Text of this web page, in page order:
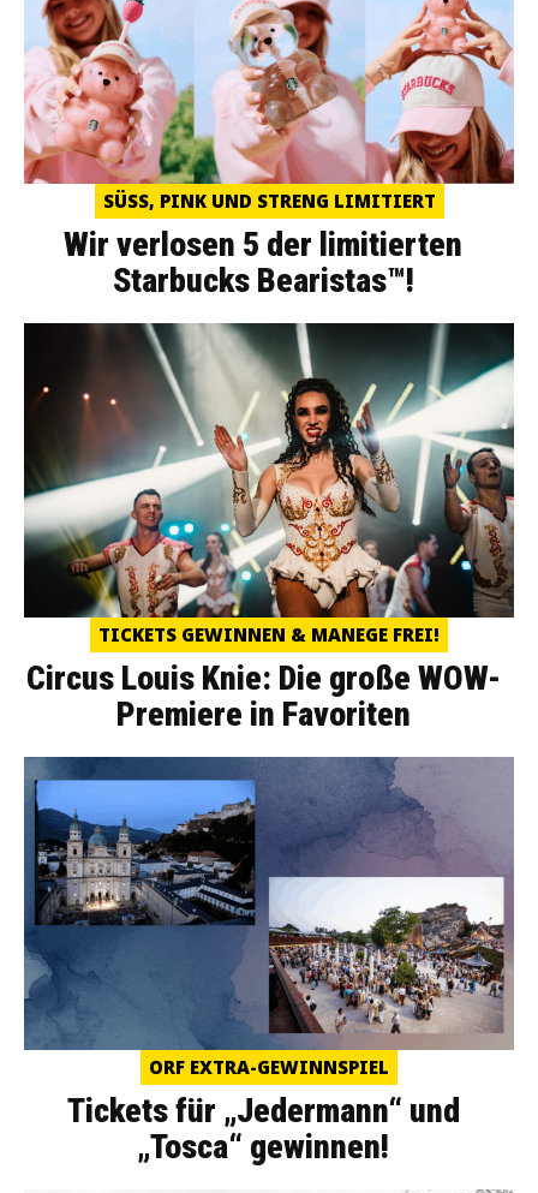
SÜSS, PINK UND STRENG LIMITIERT
Wir verlosen 5 der limitierten
Starbucks Bearistas™!
TICKETS GEWINNEN & MANEGE FREI!
Circus Louis Knie: Die große WOW-
Premiere in Favoriten
ORF EXTRA-GEWINNSPIEL
Tickets für „Jedermann“ und
„Tosca“ gewinnen!